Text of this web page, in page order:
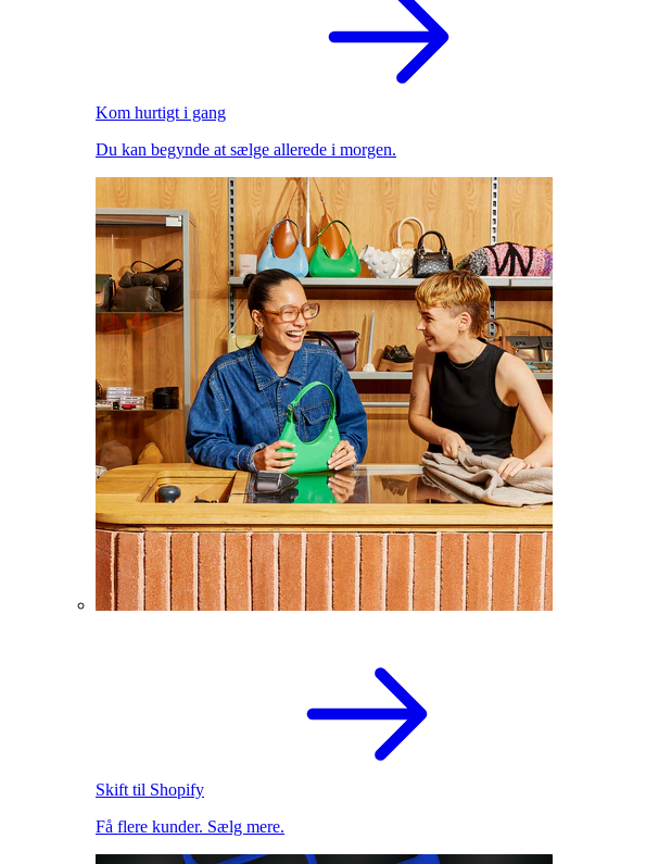
Kom hurtigt i gang
Du kan begynde at sælge allerede i morgen.
Skift til Shopify
Få flere kunder. Sælg mere.